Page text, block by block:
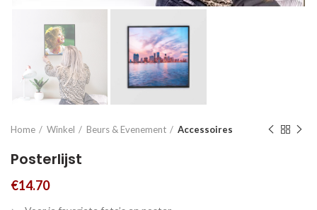
Home Winkel Beurs & Evenement Accessoires
Posterlijst
€14.70